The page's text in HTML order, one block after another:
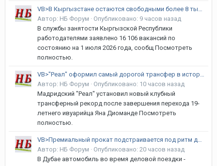
VB>В Кыргызстане остаются свободными более 8 тысяч рабочих мест
Автор: НБ Форум · Опубликовано: 9 часов назад
В службы занятости Кыргызской Республики
работодателями заявлено 16 106 вакансий по
состоянию на 1 июля 2026 года, сообщ Посмотреть
полностью.
VB>"Реал" оформил самый дорогой трансфер в истории клуба
Автор: НБ Форум · Опубликовано: 10 часов назад
Мадридский "Реал" установил новый клубный
трансферный рекорд после завершения перехода 19-
летнего ивуарийца Яна Диоманде Посмотреть
полностью.
VB>Премиальный прокат подстраивается под ритм делового Дубая
Автор: НБ Форум · Опубликовано: 20 часов назад
В Дубае автомобиль во время деловой поездки -